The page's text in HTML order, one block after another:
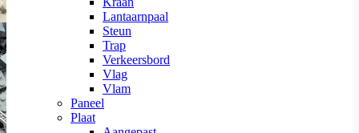
Lantaarnpaal
Steun
Trap
Verkeersbord
Vlag
Vlam
Paneel
Plaat